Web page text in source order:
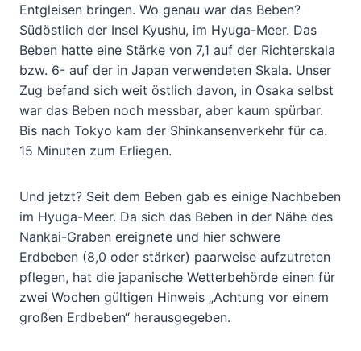
Entgleisen bringen. Wo genau war das Beben?
Südöstlich der Insel Kyushu, im Hyuga-Meer. Das
Beben hatte eine Stärke von 7,1 auf der Richterskala
bzw. 6- auf der in Japan verwendeten Skala. Unser
Zug befand sich weit östlich davon, in Osaka selbst
war das Beben noch messbar, aber kaum spürbar.
Bis nach Tokyo kam der Shinkansenverkehr für ca.
15 Minuten zum Erliegen.
Und jetzt? Seit dem Beben gab es einige Nachbeben
im Hyuga-Meer. Da sich das Beben in der Nähe des
Nankai-Graben ereignete und hier schwere
Erdbeben (8,0 oder stärker) paarweise aufzutreten
pflegen, hat die japanische Wetterbehörde einen für
zwei Wochen gültigen Hinweis „Achtung vor einem
großen Erdbeben“ herausgegeben.